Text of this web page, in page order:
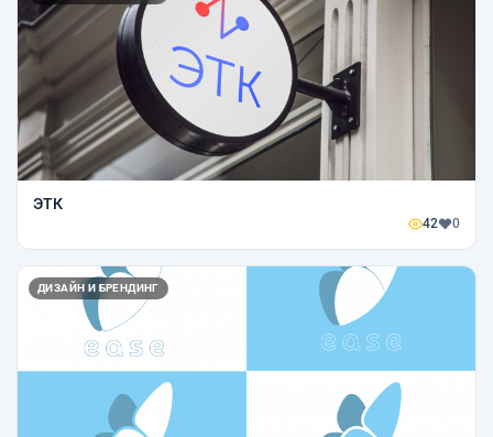
ЭТК
42 0
ДИЗАЙН И БРЕНДИНГ